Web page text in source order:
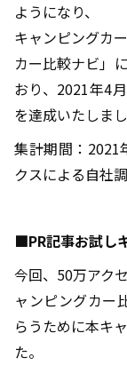
ようになり、
キャンピングカ
カー比較ナビ」
おり、2021年4
を達成いたしまし
集計期間：2021
クスによる自社
■PR記事お試し
今回、50万アク
ャンピングカー
らうために本キ
た。